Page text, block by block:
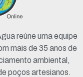
reúne uma equipe
mais de 35 anos de
ambiental,
poços artesianos.